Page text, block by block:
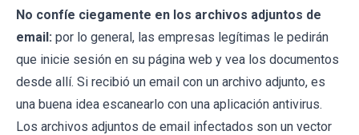
No confíe ciegamente en los archivos adjuntos de
email: por lo general, las empresas legítimas le pedirán
que inicie sesión en su página web y vea los documentos
desde allí. Si recibió un email con un archivo adjunto, es
una buena idea escanearlo con una aplicación antivirus.
Los archivos adjuntos de email infectados son un vector